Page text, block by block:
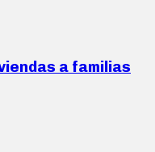
a familias